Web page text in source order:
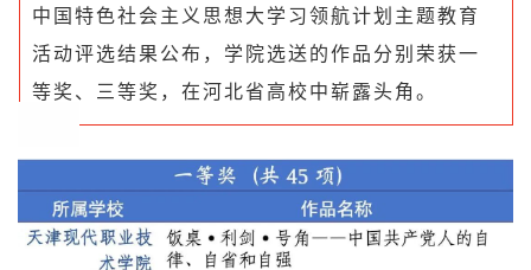
中国特色社会主义思想大学习领航计划主题教育
活动评选结果公布，学院选送的作品分别荣获一
等奖、三等奖，在河北省高校中崭露头角。